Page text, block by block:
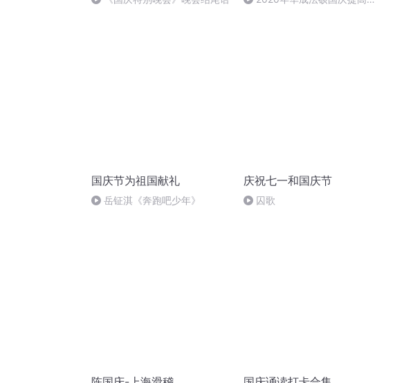
国庆节为祖国献礼
岳钲淇《奔跑吧少年》
庆祝七一和国庆节
囚歌